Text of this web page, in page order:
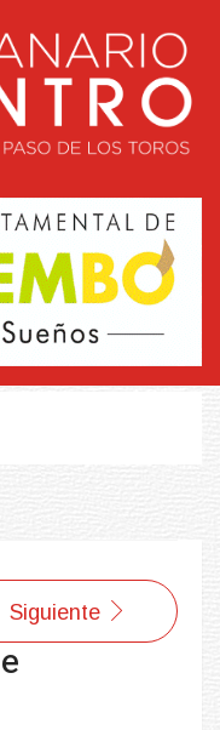
Siguiente